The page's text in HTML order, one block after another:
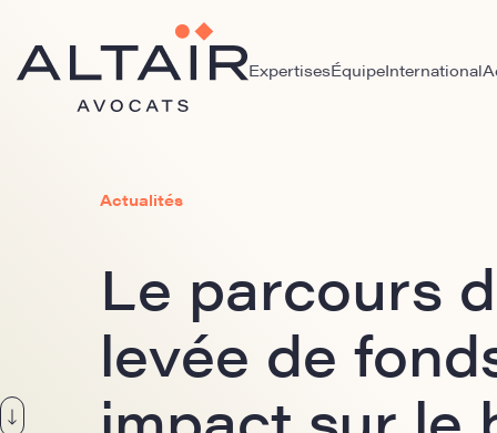
ExpertisesÉquipeInternational
Actualités
Le parcours
levée de